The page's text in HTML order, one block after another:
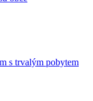
s trvalým pobytem